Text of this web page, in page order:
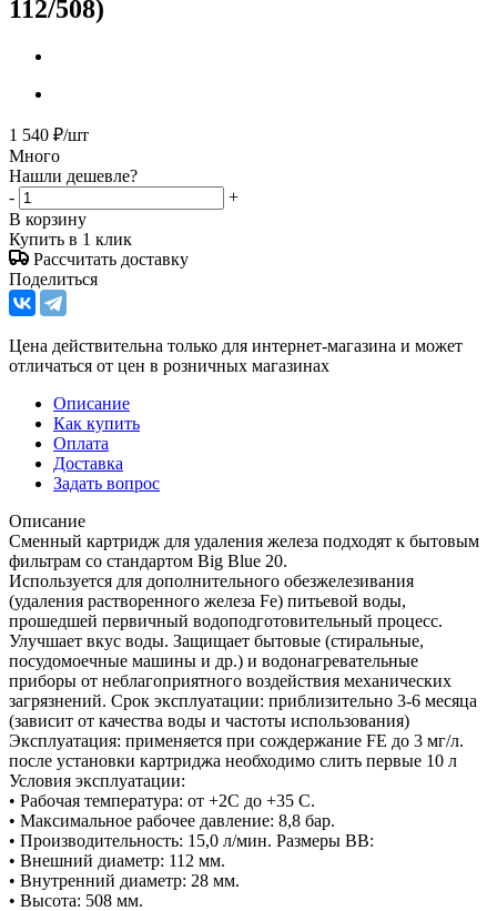
112/508)
1 540 ₽/шт
Много
Нашли дешевле?
-
+
В корзину
Купить в 1 клик
Рассчитать доставку
Поделиться
Цена действительна только для интернет-магазина и может
отличаться от цен в розничных магазинах
Описание
Как купить
Оплата
Доставка
Задать вопрос
Описание
Сменный картридж для удаления железа подходят к бытовым
фильтрам со стандартом Big Blue 20.
Используется для дополнительного обезжелезивания
(удаления растворенного железа Fe) питьевой воды,
прошедшей первичный водоподготовительный процесс.
Улучшает вкус воды. Защищает бытовые (стиральные,
посудомоечные машины и др.) и водонагревательные
приборы от неблагоприятного воздействия механических
загрязнений. Срок эксплуатации: приблизительно 3-6 месяца
(зависит от качества воды и частоты использования)
Эксплуатация: применяется при сождержание FE до 3 мг/л.
после установки картриджа необходимо слить первые 10 л
Условия эксплуатации:
• Рабочая температура: от +2С до +35 С.
• Максимальное рабочее давление: 8,8 бар.
• Производительность: 15,0 л/мин. Размеры BB:
• Внешний диаметр: 112 мм.
• Внутренний диаметр: 28 мм.
• Высота: 508 мм.